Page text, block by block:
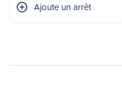
Ajoute un arrêt